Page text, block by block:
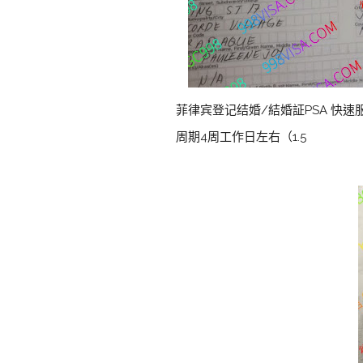
菲律宾登记结婚/結婚証PSA 快速
周期4周工作日左右（1.5